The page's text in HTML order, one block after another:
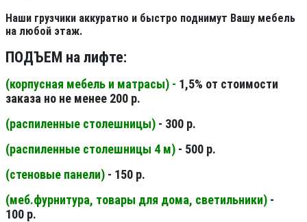
Наши грузчики аккуратно и быстро поднимут Вашу мебель
на любой этаж.
ПОДЪЕМ на лифте:
(корпусная мебель и матрасы) - 1,5% от стоимости
заказа но не менее 200 р.
(распиленные столешницы) - 300 р.
(распиленные столешницы 4 м) - 500 р.
(стеновые панели) - 150 р.
(меб.фурнитура, товары для дома, светильники) -
100 р.